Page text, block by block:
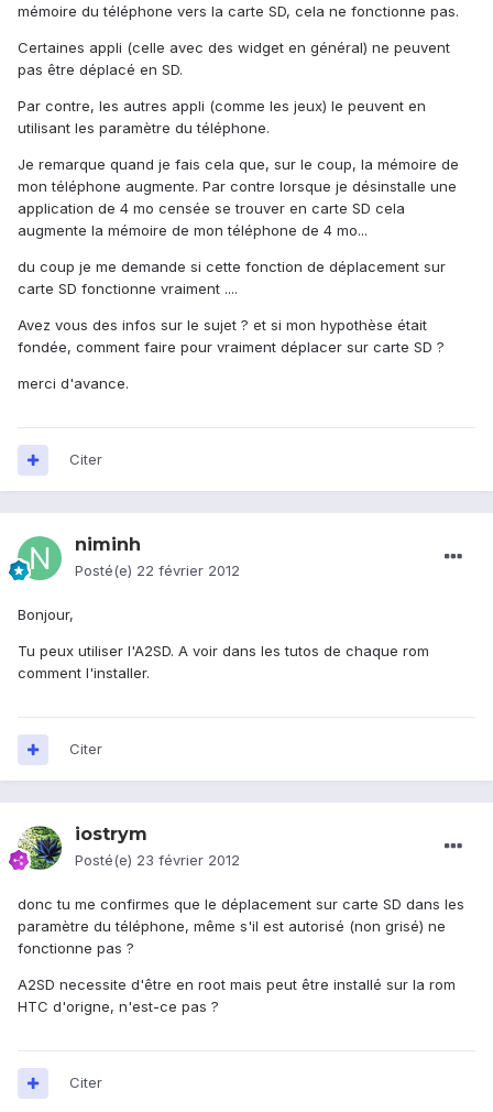
mémoire du téléphone vers la carte SD, cela ne fonctionne pas.
Certaines appli (celle avec des widget en général) ne peuvent
pas être déplacé en SD.
Par contre, les autres appli (comme les jeux) le peuvent en
utilisant les paramètre du téléphone.
Je remarque quand je fais cela que, sur le coup, la mémoire de
mon téléphone augmente. Par contre lorsque je désinstalle une
application de 4 mo censée se trouver en carte SD cela
augmente la mémoire de mon téléphone de 4 mo...
du coup je me demande si cette fonction de déplacement sur
carte SD fonctionne vraiment ....
Avez vous des infos sur le sujet ? et si mon hypothèse était
fondée, comment faire pour vraiment déplacer sur carte SD ?
merci d'avance.
Citer
niminh
Posté(e) 22 février 2012
Bonjour,
Tu peux utiliser l'A2SD. A voir dans les tutos de chaque rom
comment l'installer.
Citer
iostrym
Posté(e) 23 février 2012
donc tu me confirmes que le déplacement sur carte SD dans les
paramètre du téléphone, même s'il est autorisé (non grisé) ne
fonctionne pas ?
A2SD necessite d'être en root mais peut être installé sur la rom
HTC d'origne, n'est-ce pas ?
Citer